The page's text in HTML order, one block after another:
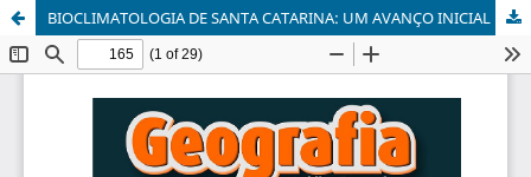
BIOCLIMATOLOGIA DE SANTA CATARINA: UM AVANÇO INICIAL